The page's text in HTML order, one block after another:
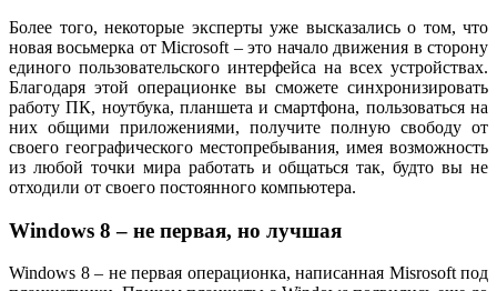
Более того, некоторые эксперты уже высказались о том, что
новая восьмерка от Microsoft – это начало движения в сторону
единого пользовательского интерфейса на всех устройствах.
Благодаря этой операционке вы сможете синхронизировать
работу ПК, ноутбука, планшета и смартфона, пользоваться на
них общими приложениями, получите полную свободу от
своего географического местопребывания, имея возможность
из любой точки мира работать и общаться так, будто вы не
отходили от своего постоянного компьютера.
Windows 8 – не первая, но лучшая
Windows 8 – не первая операционка, написанная Misrosoft под